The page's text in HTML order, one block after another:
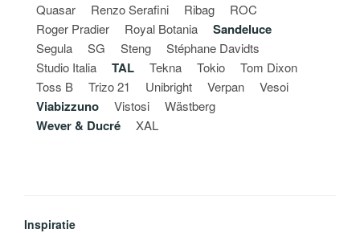
Quasar
Renzo Serafini Ribag
ROC
Roger Pradier
Royal Botania Sandeluce
Segula SG Steng
Stéphane Davidts
Studio Italia
TAL Tekna Tokio
Tom Dixon
Toss B
Trizo 21 Unibright Verpan Vesoi
Viabizzuno Vistosi Wästberg
Wever & Ducré XAL
Inspiratie